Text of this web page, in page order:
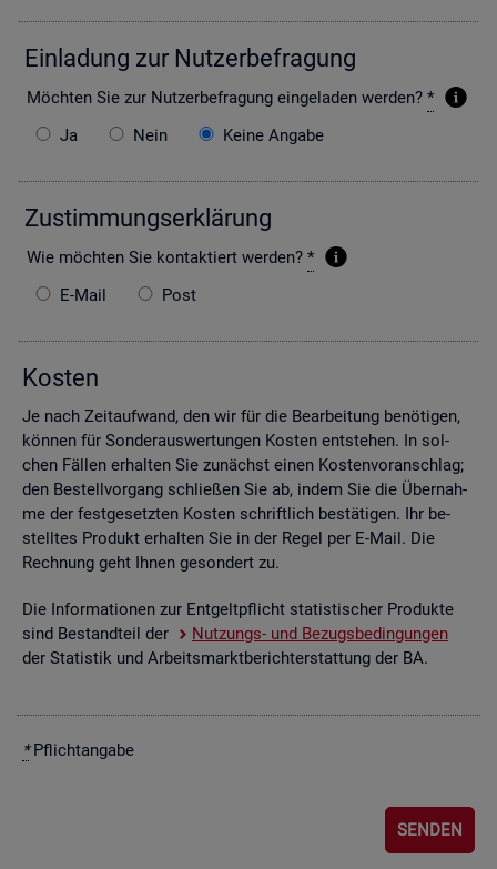
Ein­la­dung zur Nut­zer­be­fra­gung
Möch­ten Sie zur Nut­zer­be­fra­gung ein­ge­la­den wer­den? *
Ja
Nein Keine Angabe
Zu­stim­mungs­er­klä­rung
Wie möch­ten Sie kon­tak­tiert wer­den? *
E-Mail
Post
Kos­ten
Je nach Zeit­auf­wand, den wir für die Be­ar­bei­tung be­nö­ti­gen,
kön­nen für Son­der­aus­wer­tun­gen Kos­ten ent­ste­hen. In sol­
chen Fäl­len er­hal­ten Sie zu­nächst einen Kos­ten­vor­anschlag;
den Be­stell­vor­gang schlie­ßen Sie ab, indem Sie die Über­nah­
me der fest­ge­setz­ten Kos­ten schrift­lich be­stä­ti­gen. Ihr be­
stell­tes Pro­dukt er­hal­ten Sie in der Regel per E-Mail. Die
Rech­nung geht Ihnen ge­son­dert zu.
Die In­for­ma­tio­nen zur Ent­gelt­pflicht sta­tis­ti­scher Pro­duk­te
sind Be­stand­teil der
Nut­zungs- und Be­zugs­be­din­gun­gen
der Sta­tis­tik und Ar­beits­markt­be­richt­erstat­tung der BA.
*Pflicht­an­ga­be